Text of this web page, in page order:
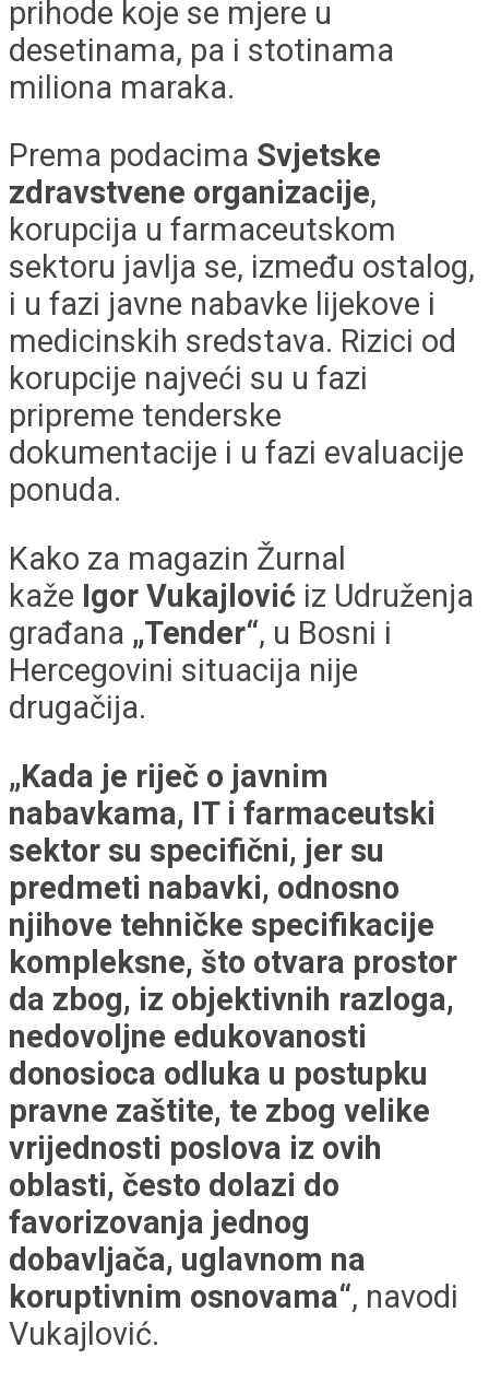
prihode koje se mjere u
desetinama, pa i stotinama
miliona maraka.
Prema podacima Svjetske
zdravstvene organizacije,
korupcija u farmaceutskom
sektoru javlja se, između ostalog,
i u fazi javne nabavke lijekove i
medicinskih sredstava. Rizici od
korupcije najveći su u fazi
pripreme tenderske
dokumentacije i u fazi evaluacije
ponuda.
Kako za magazin Žurnal
kaže Igor Vukajlović iz Udruženja
građana „Tender“, u Bosni i
Hercegovini situacija nije
drugačija.
„Kada je riječ o javnim
nabavkama, IT i farmaceutski
sektor su specifični, jer su
predmeti nabavki, odnosno
njihove tehničke specifikacije
kompleksne, što otvara prostor
da zbog, iz objektivnih razloga,
nedovoljne edukovanosti
donosioca odluka u postupku
pravne zaštite, te zbog velike
vrijednosti poslova iz ovih
oblasti, često dolazi do
favorizovanja jednog
dobavljača, uglavnom na
koruptivnim osnovama“, navodi
Vukajlović.